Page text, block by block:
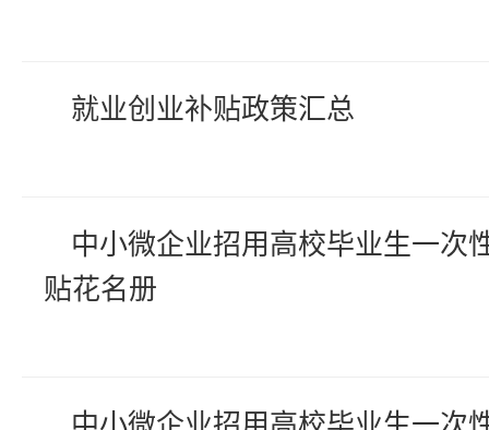
就业创业补贴政策汇总
中小微企业招用高校毕业生一次
贴花名册
中小微企业招用高校毕业生一次